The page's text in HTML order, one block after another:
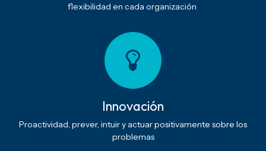
flexibilidad en cada organización
Innovación
Proactividad, prever, intuir y actuar positivamente sobre los
problemas